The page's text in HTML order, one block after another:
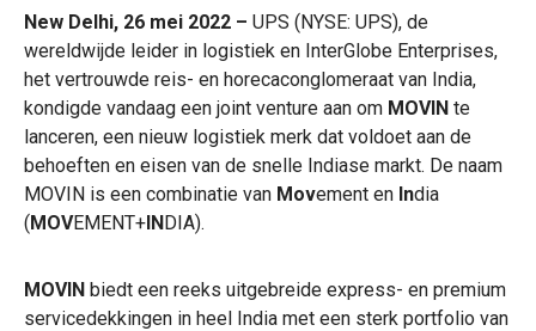
New Delhi, 26 mei 2022 – UPS (NYSE: UPS), de
wereldwijde leider in logistiek en InterGlobe Enterprises,
het vertrouwde reis- en horecaconglomeraat van India,
kondigde vandaag een joint venture aan om MOVIN te
lanceren, een nieuw logistiek merk dat voldoet aan de
behoeften en eisen van de snelle Indiase markt. De naam
MOVIN is een combinatie van Movement en India
(MOVEMENT+INDIA).
MOVIN biedt een reeks uitgebreide express- en premium
servicedekkingen in heel India met een sterk portfolio van